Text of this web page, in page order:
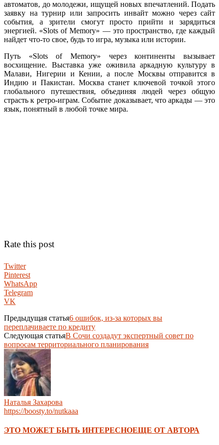
автоматов, до молодежи, ищущей новых впечатлений. Подать
заявку на турнир или запросить инвайт можно через сайт
события, а зрители смогут просто прийти и зарядиться
энергией. «Slots of Memory» — это пространство, где каждый
найдет что-то свое, будь то игра, музыка или истории.
Путь «Slots of Memory» через континенты вызывает
восхищение. Выставка уже оживила аркадную культуру в
Малави, Нигерии и Кении, а после Москвы отправится в
Индию и Пакистан. Москва станет ключевой точкой этого
глобального путешествия, объединяя людей через общую
страсть к ретро-играм. Событие доказывает, что аркады — это
язык, понятный в любой точке мира.
Rate this post
Twitter
Pinterest
WhatsApp
Telegram
VK
Предыдущая статья6 ошибок, из-за которых вы
переплачиваете по кредиту
Следующая статьяВ Сочи создадут экспертный совет по
вопросам территориального планирования
Наталья Захарова
https://boosty.to/nutkaaa
ЭТО МОЖЕТ БЫТЬ ИНТЕРЕСНОЕЩЕ ОТ АВТОРА